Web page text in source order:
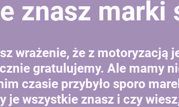
znasz marki
wrażenie, że z motoryzacją
gratulujemy. Ale mamy
czasie przybyło sporo
je wszystkie znasz i czy